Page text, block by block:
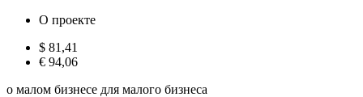
О проекте
$ 81,41
€ 94,06
о малом бизнесе для малого бизнеса